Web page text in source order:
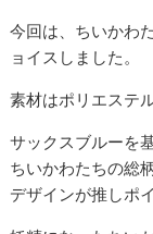
今回は、ちいかわ
ョイスしました。
素材はポリエステ
サックスブルーを
ちいかわたちの総
デザインが推しポ